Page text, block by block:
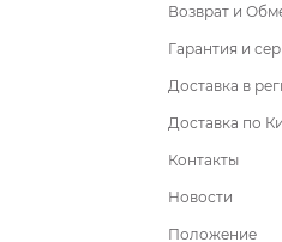
Возврат и
Гарантия и
Доставка в
Доставка по
Контакты
Новости